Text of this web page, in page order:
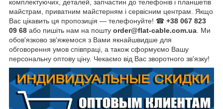
комплектуючих, деталей, запчастин до телефонів і планшетів
майстрам, приватним майстерням і сервісним центрам. Якщо
Вас цікавить ця пропозиція — телефонуйте! ☎ +38 067 823
09 68 або пишіть нам на пошту order@flat-cable.com.ua . Ми
обов'язково зв'яжемося з Вами якнайшвидше для
обговорення умов співпраці, а також сформуємо Вашу
персональну оптову ціну. Чекаємо від Вас зворотного зв'язку!